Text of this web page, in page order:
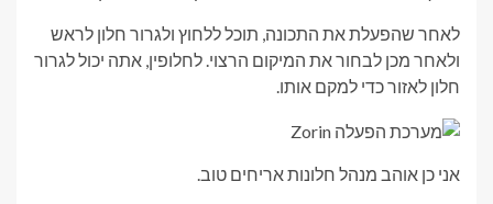
לאחר שהפעלת את התכונה, תוכל ללחוץ ולגרור חלון לראש
ולאחר מכן לבחור את המיקום הרצוי. לחלופין, אתה יכול לגרור
חלון לאזור כדי למקם אותו.
אני כן אוהב מנהל חלונות אריחים טוב.